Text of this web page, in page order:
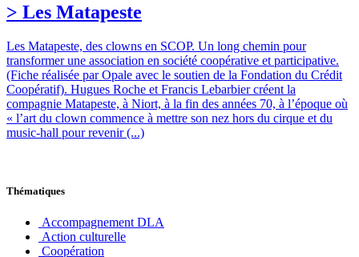
> Les Matapeste
Les Matapeste, des clowns en SCOP. Un long chemin pour
transformer une association en société coopérative et participative.
(Fiche réalisée par Opale avec le soutien de la Fondation du Crédit
Coopératif). Hugues Roche et Francis Lebarbier créent la
compagnie Matapeste, à Niort, à la fin des années 70, à l’époque où
« l’art du clown commence à mettre son nez hors du cirque et du
music-hall pour revenir (...)
Thématiques
Accompagnement DLA
Action culturelle
Coopération